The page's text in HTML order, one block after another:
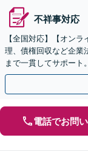
不祥事対応
【全国対応】【オン
理、債権回収など企業
まで一貫してサポート
す。【初回相談無料】
電話でお問